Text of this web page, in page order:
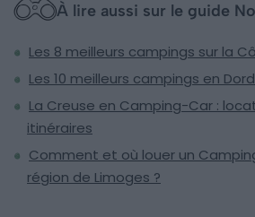
À lire aussi sur le guide
Les 8 meilleurs campings sur la
Les 10 meilleurs campings en
La Creuse en Camping-Car :
itinéraires
Comment et où louer un
région de Limoges ?